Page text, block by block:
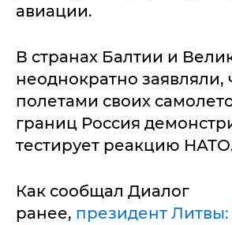
авиации.
В странах Балтии и
неоднократно заявляли,
полетами своих
границ Россия
тестирует реакцию
Как сообщал Диалог
ранее, президент Литвы: